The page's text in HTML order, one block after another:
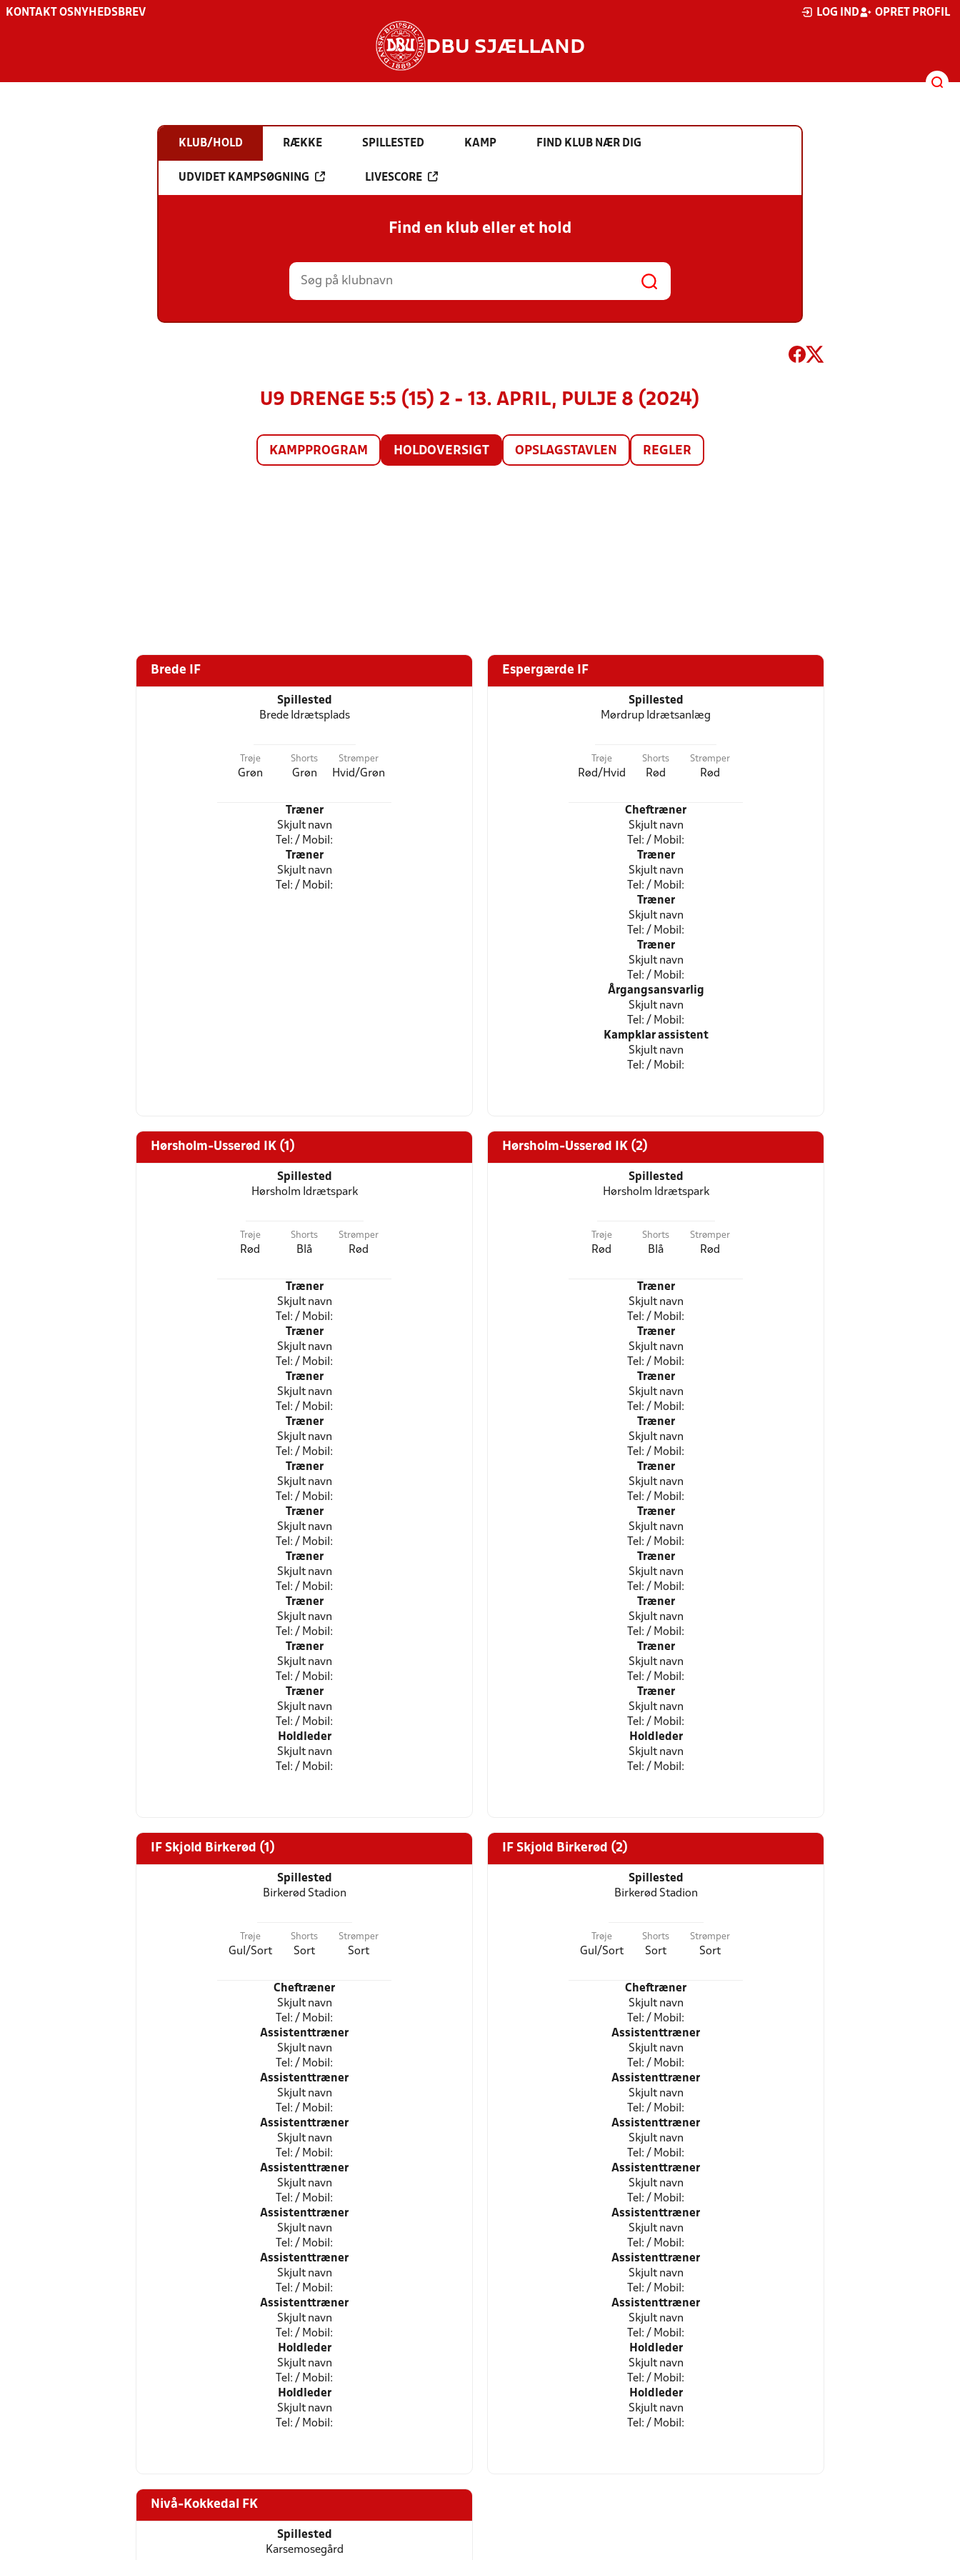
KONTAKT OS NYHEDSBREV LOG IND OPRET PROFIL
DBU SJÆLLAND
KLUB/HOLD RÆKKE SPILLESTED KAMP FIND KLUB NÆR DIG
UDVIDET KAMPSØGNING LIVESCORE
Find en klub eller et hold
U9 DRENGE 5:5 (15) 2 - 13. APRIL, PULJE 8 (2024)
KAMPPROGRAM HOLDOVERSIGT OPSLAGSTAVLEN REGLER
Brede IF
Spillested
Brede Idrætsplads
Trøje
Grøn
Shorts
Grøn
Strømper
Hvid/Grøn
Træner
Skjult navn
Tel: / Mobil:
Træner
Skjult navn
Tel: / Mobil:
Espergærde IF
Spillested
Mørdrup Idrætsanlæg
Trøje
Rød/Hvid
Shorts
Rød
Strømper
Rød
Cheftræner
Skjult navn
Tel: / Mobil:
Træner
Skjult navn
Tel: / Mobil:
Træner
Skjult navn
Tel: / Mobil:
Træner
Skjult navn
Tel: / Mobil:
Årgangsansvarlig
Skjult navn
Tel: / Mobil:
Kampklar assistent
Skjult navn
Tel: / Mobil:
Hørsholm-Usserød IK (1)
Spillested
Hørsholm Idrætspark
Trøje
Rød
Shorts
Blå
Strømper
Rød
Træner
Skjult navn
Tel: / Mobil:
Træner
Skjult navn
Tel: / Mobil:
Træner
Skjult navn
Tel: / Mobil:
Træner
Skjult navn
Tel: / Mobil:
Træner
Skjult navn
Tel: / Mobil:
Træner
Skjult navn
Tel: / Mobil:
Træner
Skjult navn
Tel: / Mobil:
Træner
Skjult navn
Tel: / Mobil:
Træner
Skjult navn
Tel: / Mobil:
Træner
Skjult navn
Tel: / Mobil:
Holdleder
Skjult navn
Tel: / Mobil:
Hørsholm-Usserød IK (2)
Spillested
Hørsholm Idrætspark
Trøje
Rød
Shorts
Blå
Strømper
Rød
Træner
Skjult navn
Tel: / Mobil:
Træner
Skjult navn
Tel: / Mobil:
Træner
Skjult navn
Tel: / Mobil:
Træner
Skjult navn
Tel: / Mobil:
Træner
Skjult navn
Tel: / Mobil:
Træner
Skjult navn
Tel: / Mobil:
Træner
Skjult navn
Tel: / Mobil:
Træner
Skjult navn
Tel: / Mobil:
Træner
Skjult navn
Tel: / Mobil:
Træner
Skjult navn
Tel: / Mobil:
Holdleder
Skjult navn
Tel: / Mobil:
IF Skjold Birkerød (1)
Spillested
Birkerød Stadion
Trøje
Gul/Sort
Shorts
Sort
Strømper
Sort
Cheftræner
Skjult navn
Tel: / Mobil:
Assistenttræner
Skjult navn
Tel: / Mobil:
Assistenttræner
Skjult navn
Tel: / Mobil:
Assistenttræner
Skjult navn
Tel: / Mobil:
Assistenttræner
Skjult navn
Tel: / Mobil:
Assistenttræner
Skjult navn
Tel: / Mobil:
Assistenttræner
Skjult navn
Tel: / Mobil:
Assistenttræner
Skjult navn
Tel: / Mobil:
Holdleder
Skjult navn
Tel: / Mobil:
Holdleder
Skjult navn
Tel: / Mobil:
IF Skjold Birkerød (2)
Spillested
Birkerød Stadion
Trøje
Gul/Sort
Shorts
Sort
Strømper
Sort
Cheftræner
Skjult navn
Tel: / Mobil:
Assistenttræner
Skjult navn
Tel: / Mobil:
Assistenttræner
Skjult navn
Tel: / Mobil:
Assistenttræner
Skjult navn
Tel: / Mobil:
Assistenttræner
Skjult navn
Tel: / Mobil:
Assistenttræner
Skjult navn
Tel: / Mobil:
Assistenttræner
Skjult navn
Tel: / Mobil:
Assistenttræner
Skjult navn
Tel: / Mobil:
Holdleder
Skjult navn
Tel: / Mobil:
Holdleder
Skjult navn
Tel: / Mobil:
Nivå-Kokkedal FK
Spillested
Karsemosegård